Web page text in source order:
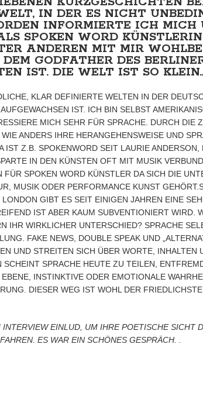
IN DER ES NICHT
INFORMIERTE ICH MICH
SPOKEN WORD
ANDEREN MIT MIR
GODFATHER DES
IST. DIE WELT IST SO
KLAR DEFINIERTE WELTEN IN DER
IST. ICH BIN SELBST
MICH SEHR FÜR SPRACHE. DURCH DIE
ANDERS IHRE HERANGEHENSWEISE UND
Z.B. SPOKENWORD SEIT LAURIE
IN DEN KÜNSTEN OFT MIT MUSIK
SPOKEN WORD KÜNSTLER DA SICH DIE
MUSIK ODER PERFORMANCE KUNST
GIBT ES SEIT EINIGEN JAHREN EINE
IST ABER KAUM SUBVENTIONIERT WIRD.
WIRKLICHER UNTERSCHIED? SPRACHE
FAKE NEWS, DOUBLE SPEAK UND
STREITEN SICH ÜBER WORTE, INHALTEN UND
SPRACHE HEUTE ZU TEILEN,
INSTINKTIVE ODER EMOTIONALE
DIESER WEG IST WOHL DER FRIEDLICHSTE
EINLUD, UM IHRE POETISCHE SICHT
ES WAR EIN SCHÖNES GESPRÄCH. .